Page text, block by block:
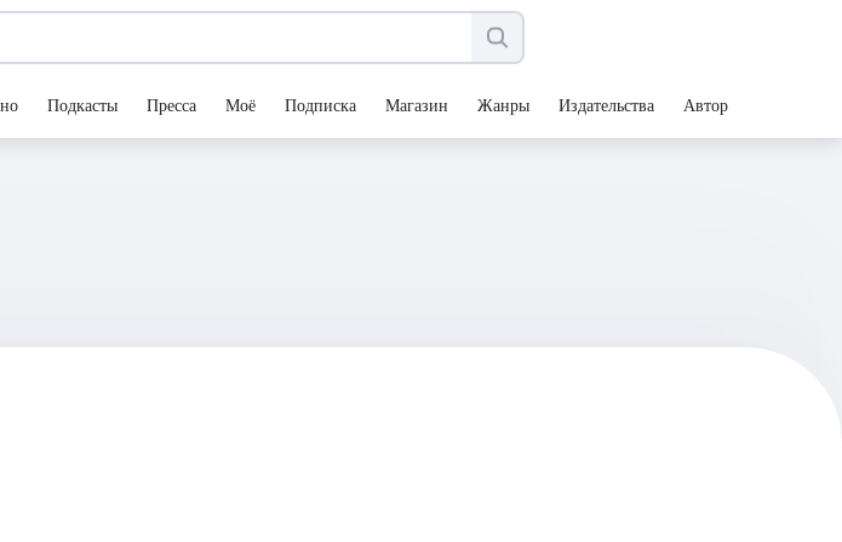
Подкасты Пресса Моё Подписка Магазин Жанры Издательства Авторы